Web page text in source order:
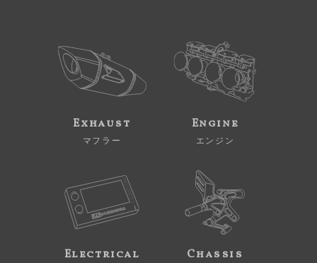
Exhaust
マフラー
Engine
エンジン
Electrical Chassis